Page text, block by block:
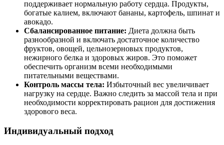
поддерживает нормальную работу сердца. Продукты,
богатые калием, включают бананы, картофель, шпинат и
авокадо.
Сбалансированное питание: Диета должна быть
разнообразной и включать достаточное количество
фруктов, овощей, цельнозерновых продуктов,
нежирного белка и здоровых жиров. Это поможет
обеспечить организм всеми необходимыми
питательными веществами.
Контроль массы тела: Избыточный вес увеличивает
нагрузку на сердце. Важно следить за массой тела и при
необходимости корректировать рацион для достижения
здорового веса.
Индивидуальный подход